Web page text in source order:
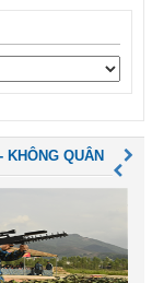
KHÔNG QUÂN